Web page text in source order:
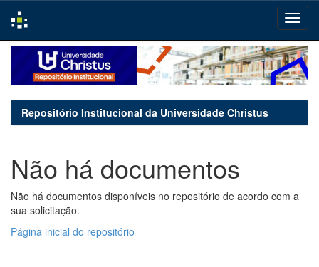
navigation
Repositório Institucional da Universidade Christus
Não há documentos
Não há documentos disponíveis no repositório de acordo com a
sua solicitação.
Página inicial do repositório